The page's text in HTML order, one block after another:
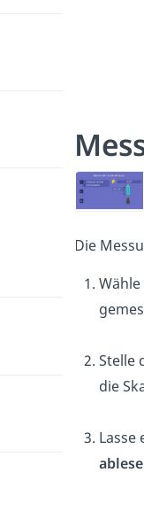
Die
Stelle
die
Lasse